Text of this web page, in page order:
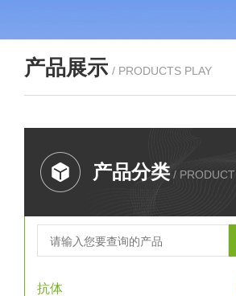
产品展示 / PRODUCTS PLAY
产品分类 / PRODUCT
抗体